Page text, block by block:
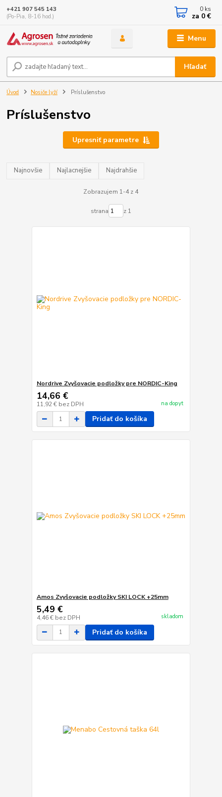
Menu
Hľadať
+421 907 545 143
(Po-Pia, 8-16 hod.)
0 ks
za 0 €
Úvod Nosiče lyží Príslušenstvo
Príslušenstvo
Upresniť parametre
Najnovšie Najlacnejšie Najdrahšie
Zobrazujem 1-4 z 4
strana z 1
Nordrive Zvyšovacie podložky pre NORDIC-King
14,66 €
11,92 € bez DPH na dopyt
Pridať do košíka
Amos Zvyšovacie podložky SKI LOCK +25mm
5,49 €
4,46 € bez DPH skladom
Pridať do košíka